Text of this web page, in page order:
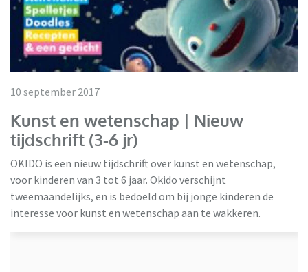
10 september 2017
Kunst en wetenschap | Nieuw
tijdschrift (3-6 jr)
OKIDO is een nieuw tijdschrift over kunst en wetenschap,
voor kinderen van 3 tot 6 jaar. Okido verschijnt
tweemaandelijks, en is bedoeld om bij jonge kinderen de
interesse voor kunst en wetenschap aan te wakkeren.